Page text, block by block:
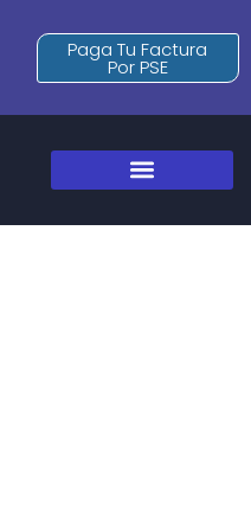
Paga Tu Factura
Por PSE